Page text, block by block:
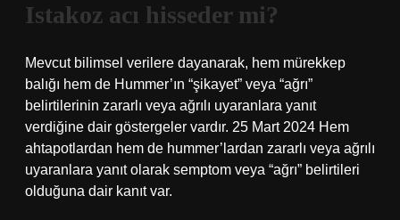
Istakoz acı hisseder mi?
Mevcut bilimsel verilere dayanarak, hem mürekkep
balığı hem de Hummer’ın “şikayet” veya “ağrı”
belirtilerinin zararlı veya ağrılı uyaranlara yanıt
verdiğine dair göstergeler vardır. 25 Mart 2024 Hem
ahtapotlardan hem de hummer’lardan zararlı veya ağrılı
uyaranlara yanıt olarak semptom veya “ağrı” belirtileri
olduğuna dair kanıt var.